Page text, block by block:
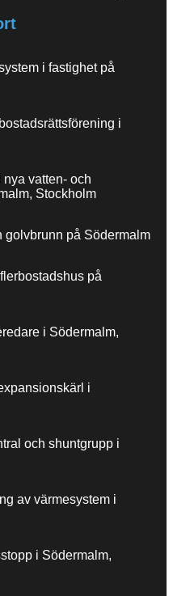
i fastighet på
i
nya vatten- och
Stockholm
golvbrunn på Södermalm
på
i Södermalm,
i
och shuntgrupp i
av värmesystem i
i Södermalm,